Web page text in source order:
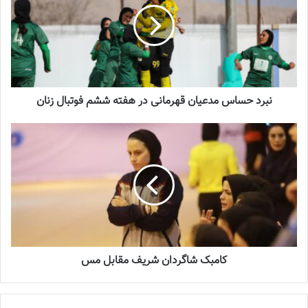
نوشته های مشابه
چالش هاى ليست جدید تيم ملى فوتبال
زنان
2023-06-14
نبرد حساس مدعیان قهرمانی در هفته ششم فوتبال زنان
کامبک شاگردان شریف مقابل مس